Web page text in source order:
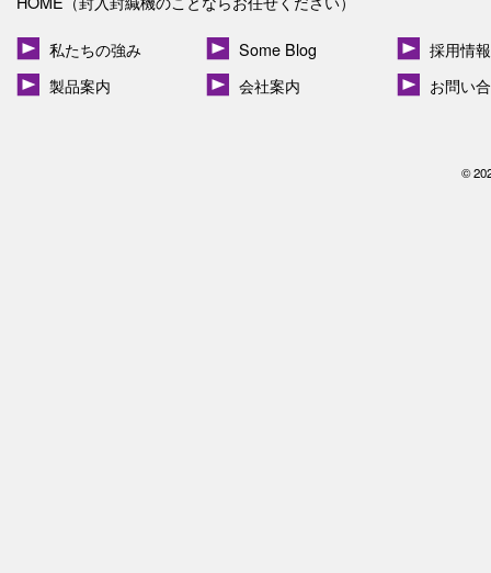
私たちの強み
製品案内
Some Blog
会社案内
採用情報
お問い
©